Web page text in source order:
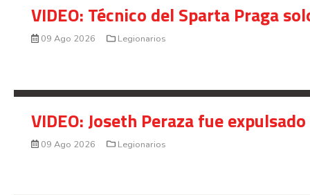
VIDEO: Técnico del Sparta Praga
09 Ago 2026 Legionarios
VIDEO: Joseth Peraza fue
09 Ago 2026 Legionarios